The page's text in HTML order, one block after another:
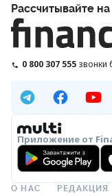
Рассчитывайте на
0 800 307 555 звонки
Приложение от
О НАС РЕДАКЦИЯ